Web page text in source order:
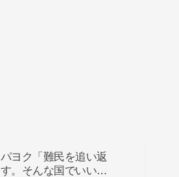
パヨク「難民を追い返
す。そんな国でいいの